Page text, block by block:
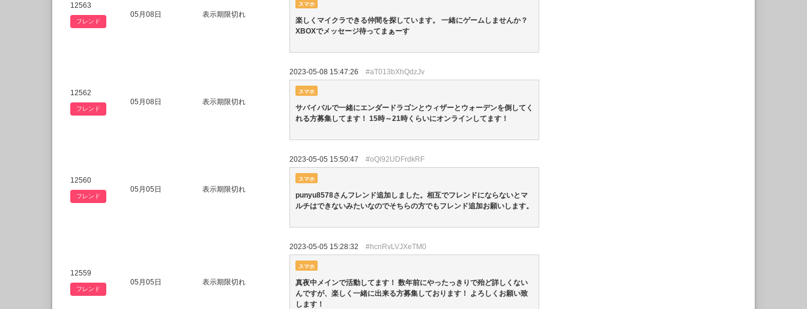
12563
フレンド
05月08日 表示期限切れ
スマホ
楽しくマイクラできる仲間を探しています。 一緒にゲームしませんか？
XBOXでメッセージ待ってまぁーす
12562
フレンド
05月08日 表示期限切れ
2023-05-08 15:47:26 #aT013bXhQdzJv
スマホ
サバイバルで一緒にエンダードラゴンとウィザーとウォーデンを倒してく
れる方募集してます！ 15時～21時くらいにオンラインしてます！
12560
フレンド
05月05日 表示期限切れ
2023-05-05 15:50:47 #oQl92UDFrdkRF
スマホ
punyu8578さんフレンド追加しました。相互でフレンドにならないとマ
ルチはできないみたいなのでそちらの方でもフレンド追加お願いします。
12559
フレンド
05月05日 表示期限切れ
2023-05-05 15:28:32 #hcnRvLVJXeTM0
スマホ
真夜中メインで活動してます！ 数年前にやったっきりで殆ど詳しくない
んですが、楽しく一緒に出来る方募集しております！ よろしくお願い致
します！